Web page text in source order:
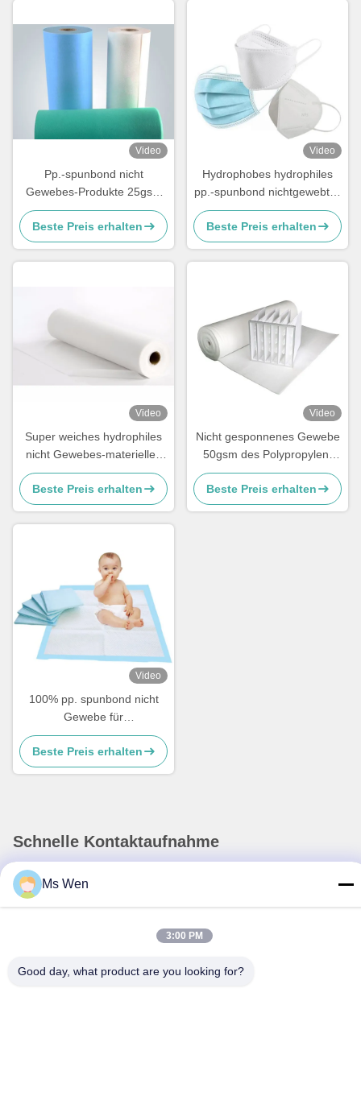
Video
Pp.-spunbond nicht
Gewebes-Produkte 25gsm
für chirurgische Maske
Beste Preis erhalten
Video
Hydrophobes hydrophiles
pp.-spunbond nichtgewebtes
Gewebe für 3ply
Gesichtsmasken N95 KF94
Beste Preis erhalten
Video
Super weiches hydrophiles
nicht Gewebes-materielles
recyclebares SSS für die
Windel-Herstellung
Beste Preis erhalten
Video
Nicht gesponnenes Gewebe
50gsm des Polypropylen-
ISO9001 weißes F9 für
Luftreiniger
Beste Preis erhalten
Video
100% pp. spunbond nicht
Gewebe für
ausschweifendes Underpads
Beste Preis erhalten
Schnelle Kontaktaufnahme
Anschrift
86-0769-82001842
Ms Wen
3:00 PM
Good day, what product are you looking for?